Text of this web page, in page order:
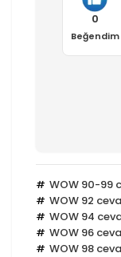
0
Beğendim
WOW 90-99
WOW 92
WOW 94
WOW 96
WOW 98